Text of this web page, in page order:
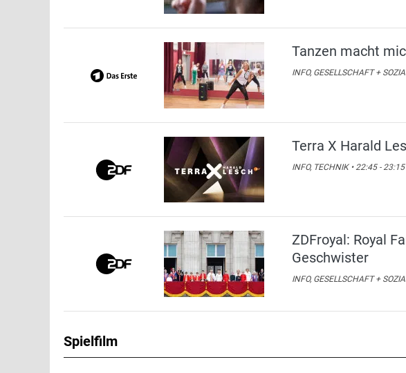
Tanzen macht
INFO, GESELLSCHAFT +
Terra X Harald
INFO, TECHNIK • 22:45 - 23:15
ZDFroyal: Royal
Geschwister
INFO, GESELLSCHAFT +
Spielfilm